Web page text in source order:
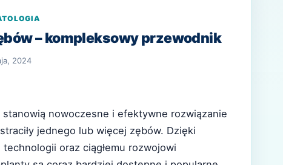
– kompleksowy przewodnik
2024
stanowią nowoczesne i efektywne rozwiązanie
jednego lub więcej zębów. Dzięki
technologii oraz ciągłemu rozwojowi